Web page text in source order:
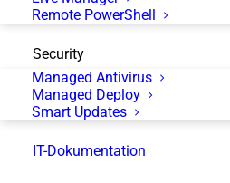
Remote PowerShell
Security
Managed Antivirus
Managed Deploy
Smart Updates
IT-Dokumentation